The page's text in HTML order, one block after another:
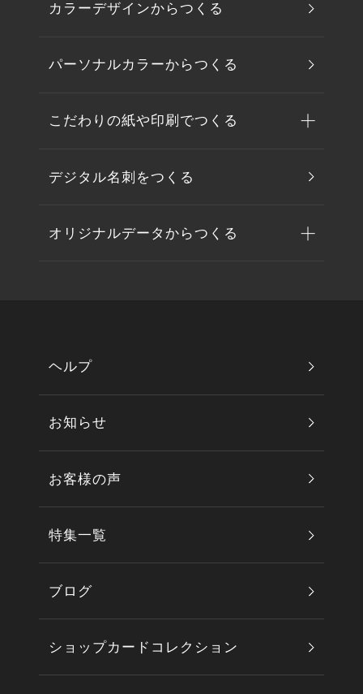
カラーデザインからつくる
パーソナルカラーからつくる
こだわりの紙や印刷でつくる
デジタル名刺をつくる
オリジナルデータからつくる
ヘルプ
お知らせ
お客様の声
特集一覧
ブログ
ショップカードコレクション